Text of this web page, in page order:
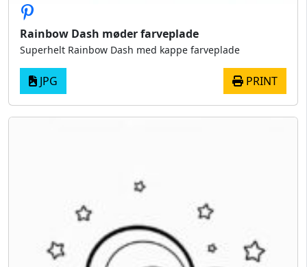
Rainbow Dash møder farveplade
Superhelt Rainbow Dash med kappe farveplade
JPG PRINT